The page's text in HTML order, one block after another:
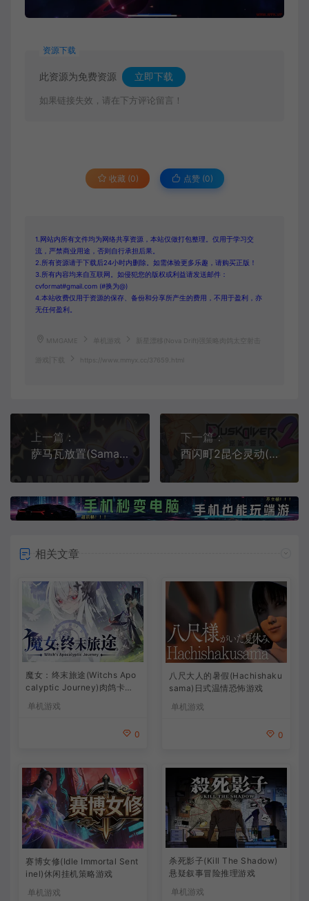
资源下载
此资源为免费资源 立即下载
如果链接失效，请在下方评论留言！
收藏 (0) 点赞 (0)
1.网站内所有文件均为网络共享资源，本站仅做打包整理。仅用于学习交
流，严禁商业用途，否则自行承担后果。
2.所有资源请于下载后24小时内删除。如需体验更多乐趣，请购买正版！
3.所有内容均来自互联网。如侵犯您的版权或利益请发送邮件：
cvformat#gmail.com (#换为@)
4.本站收费仅用于资源的保存、备份和分享所产生的费用，不用于盈利，亦
无任何盈利。
MMGAME 新星漂移(Nova Drift)强策略肉鸽太空射击
https://www.mmyx.cc/37659.html
上一篇：
萨马瓦放置(Samawa Idle)简中|PC|SLG|Roguelike元素挂机游戏
下一篇：
酉闪町2昆仑灵动(Dusk Diver 2)简中|PC|ACT|动漫风剧情动作角色扮演游戏
相关文章
魔女：终末旅途(Witchs Apo
calyptic Journey)肉鸽卡牌
策略游戏
单机游戏
0
八尺大人的暑假(Hachishaku
sama)日式温情恐怖游戏
单机游戏
0
赛博女修(Idle Immortal Sent
inel)休闲挂机策略游戏
单机游戏
杀死影子(Kill The Shadow)
悬疑叙事冒险推理游戏
单机游戏